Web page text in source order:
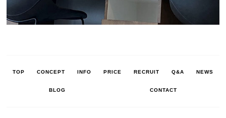
TOP CONCEPT INFO PRICE RECRUIT Q&A NEWS
BLOG CONTACT